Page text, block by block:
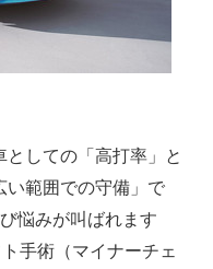
しての「高打率」と
い範囲での守備」で
悩みが叫ばれます
手術（マイナーチェ